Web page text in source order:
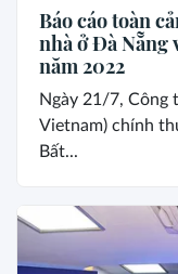
Báo cáo toàn
nhà ở Đà Nẵng
năm 2022
Ngày 21/7, Công
Vietnam) chính
Bất...